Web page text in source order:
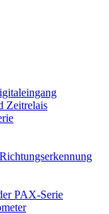
Zeitrelais
PAX-Serie